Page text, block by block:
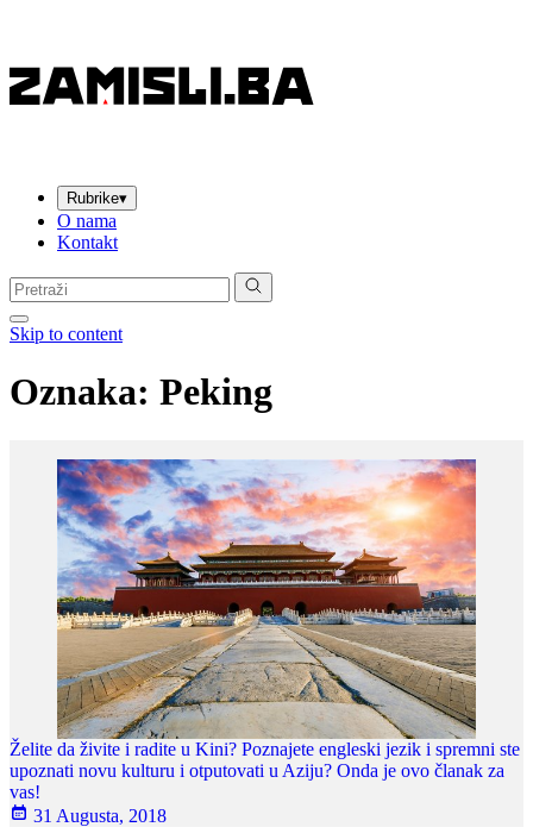
Rubrike▾
O nama
Kontakt
Pretraga:
Skip to content
Oznaka: Peking
Želite da živite i radite u Kini? Poznajete engleski jezik i spremni ste
upoznati novu kulturu i otputovati u Aziju? Onda je ovo članak za
vas!
31 Augusta, 2018